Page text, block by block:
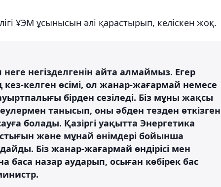
ҰЭМ ұсынысын әлі қарастырып, келіскен жоқ.
негізделгенін айта алмаймыз. Егер
келген өсімі, ол жанар-жағармай немесе
бірден сезіледі. Біз мұны жақсы
танысып, оны әбден тезден өткізген
болады. Қазіргі уақытта Энергетика
және мұнай өнімдері бойынша
Біз жанар-жағармай өндірісі мен
баса назар аударып, осыған көбірек бас